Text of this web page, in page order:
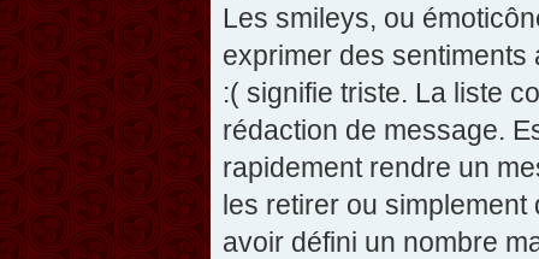
Les smileys, ou
exprimer des
:( signifie triste. La liste
rédaction de message.
rapidement rendre un
les retirer ou simplement
avoir défini un nombre